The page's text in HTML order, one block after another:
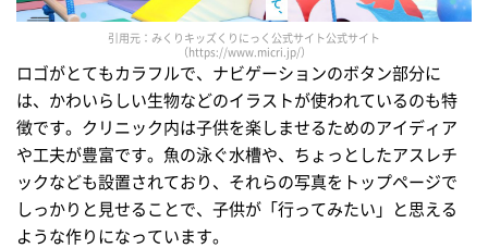
引用元：みくりキッズくりにっく公式サイト公式サイト
（https://www.micri.jp/）
ロゴがとてもカラフルで、ナビゲーションのボタン部分に
は、かわいらしい生物などのイラストが使われているのも特
徴です。クリニック内は子供を楽しませるためのアイディア
や工夫が豊富です。魚の泳ぐ水槽や、ちょっとしたアスレチ
ックなども設置されており、それらの写真をトップページで
しっかりと見せることで、子供が「行ってみたい」と思える
ような作りになっています。